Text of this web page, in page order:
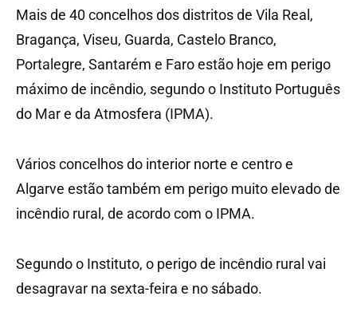
Mais de 40 concelhos dos distritos de Vila Real,
Bragança, Viseu, Guarda, Castelo Branco,
Portalegre, Santarém e Faro estão hoje em perigo
máximo de incêndio, segundo o Instituto Português
do Mar e da Atmosfera (IPMA).
Vários concelhos do interior norte e centro e
Algarve estão também em perigo muito elevado de
incêndio rural, de acordo com o IPMA.
Segundo o Instituto, o perigo de incêndio rural vai
desagravar na sexta-feira e no sábado.